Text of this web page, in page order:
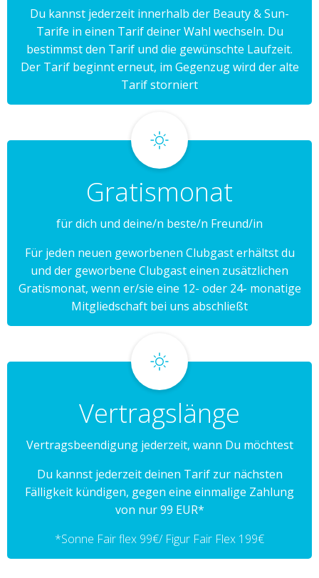
Du kannst jederzeit innerhalb der Beauty & Sun-
Tarife in einen Tarif deiner Wahl wechseln. Du
bestimmst den Tarif und die gewünschte Laufzeit.
Der Tarif beginnt erneut, im Gegenzug wird der alte
Tarif storniert
Gratismonat
für dich und deine/n beste/n Freund/in
Für jeden neuen geworbenen Clubgast erhältst du
und der geworbene Clubgast einen zusätzlichen
Gratismonat, wenn er/sie eine 12- oder 24- monatige
Mitgliedschaft bei uns abschließt
Vertragslänge
Vertragsbeendigung jederzeit, wann Du möchtest
Du kannst jederzeit deinen Tarif zur nächsten
Fälligkeit kündigen, gegen eine einmalige Zahlung
von nur 99 EUR*
*Sonne Fair flex 99€/ Figur Fair Flex 199€